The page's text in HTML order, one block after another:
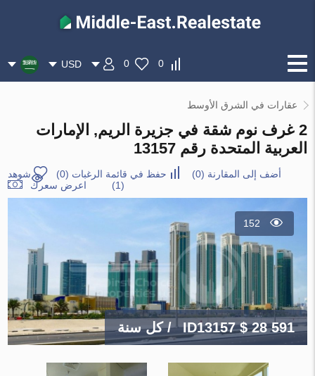
0
0
USD
عقارات في الشرق الأوسط
2 غرف نوم شقة في جزيرة الريم, الإمارات
العربية المتحدة رقم 13157
أضف إلى المقارنة (
0
) حفظ في قائمة الرغبات (
0
)
شوهد
(1)
اعرض سعرك
152
ID13157$ 28 591 / كل سنة